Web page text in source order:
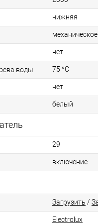
нижняя
механическое
нет
воды 75 °С
нет
белый
29
включение
Загрузить /
Electrolux